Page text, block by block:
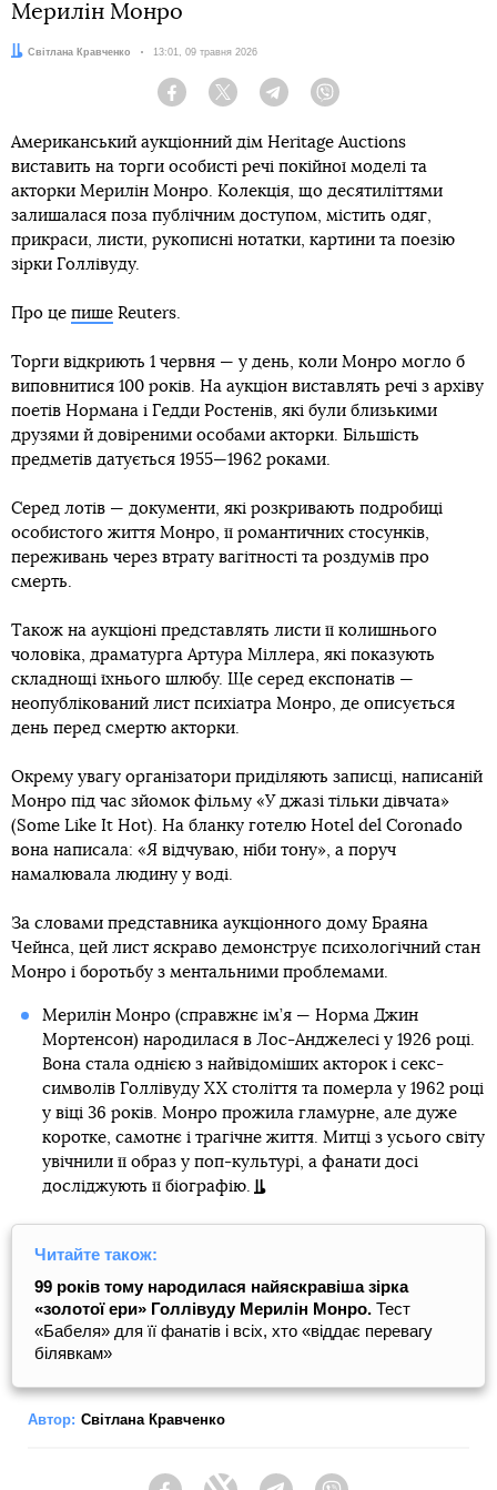
Мерилін Монро
Автор:
Світлана Кравченко Дата:
13:01, 09 травня 2026
Facebook Twitter Telegram
Американський аукціонний дім Heritage Auctions
виставить на торги особисті речі покійної моделі та
акторки Мерилін Монро. Колекція, що десятиліттями
залишалася поза публічним доступом, містить одяг,
прикраси, листи, рукописні нотатки, картини та поезію
зірки Голлівуду.
Про це пише Reuters.
Торги відкриють 1 червня — у день, коли Монро могло б
виповнитися 100 років. На аукціон виставлять речі з архіву
поетів Нормана і Гедди Ростенів, які були близькими
друзями й довіреними особами акторки. Більшість
предметів датується 1955—1962 роками.
Серед лотів — документи, які розкривають подробиці
особистого життя Монро, її романтичних стосунків,
переживань через втрату вагітності та роздумів про
смерть.
Також на аукціоні представлять листи її колишнього
чоловіка, драматурга Артура Міллера, які показують
складнощі їхнього шлюбу. Ще серед експонатів —
неопублікований лист психіатра Монро, де описується
день перед смертю акторки.
Окрему увагу організатори приділяють записці, написаній
Монро під час зйомок фільму «У джазі тільки дівчата»
(Some Like It Hot). На бланку готелю Hotel del Coronado
вона написала: «Я відчуваю, ніби тону», а поруч
намалювала людину у воді.
За словами представника аукціонного дому Браяна
Чейнса, цей лист яскраво демонструє психологічний стан
Монро і боротьбу з ментальними проблемами.
Мерилін Монро (справжнє ім’я — Норма Джин
Мортенсон) народилася в Лос-Анджелесі у 1926 році.
Вона стала однією з найвідоміших акторок і секс-
символів Голлівуду XX століття та померла у 1962 році
у віці 36 років. Монро прожила гламурне, але дуже
коротке, самотнє і трагічне життя. Митці з усього світу
увічнили її образ у поп-культурі, а фанати досі
досліджують її біографію.
Читайте також:
99 років тому народилася найяскравіша зірка
«золотої ери» Голлівуду Мерилін Монро. Тест
«Бабеля» для її фанатів і всіх, хто «віддає перевагу
білявкам»
Автор: Світлана Кравченко